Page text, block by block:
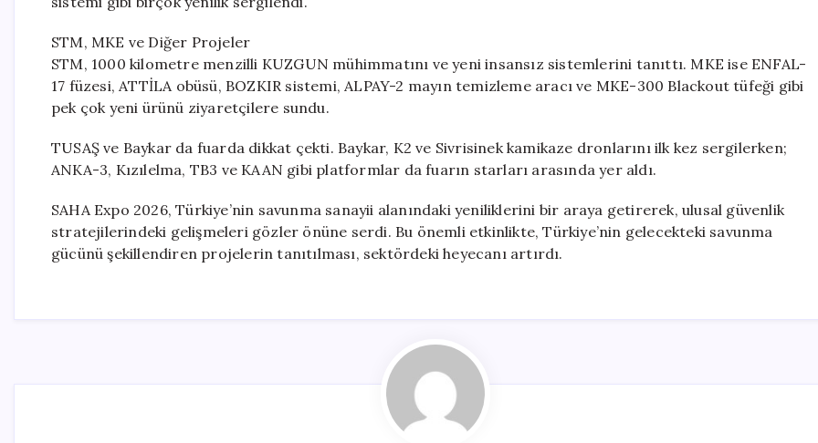
STM, MKE ve Diğer Projeler
STM, 1000 kilometre menzilli KUZGUN mühimmatını ve yeni insansız sistemlerini tanıttı. MKE ise ENFAL-
17 füzesi, ATTİLA obüsü, BOZKIR sistemi, ALPAY-2 mayın temizleme aracı ve MKE-300 Blackout tüfeği gibi
pek çok yeni ürünü ziyaretçilere sundu.
TUSAŞ ve Baykar da fuarda dikkat çekti. Baykar, K2 ve Sivrisinek kamikaze dronlarını ilk kez sergilerken;
ANKA-3, Kızılelma, TB3 ve KAAN gibi platformlar da fuarın starları arasında yer aldı.
SAHA Expo 2026, Türkiye’nin savunma sanayii alanındaki yeniliklerini bir araya getirerek, ulusal güvenlik
stratejilerindeki gelişmeleri gözler önüne serdi. Bu önemli etkinlikte, Türkiye’nin gelecekteki savunma
gücünü şekillendiren projelerin tanıtılması, sektördeki heyecanı artırdı.